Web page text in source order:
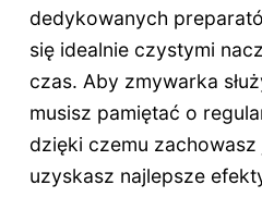
dedykowanych
się idealnie czystymi
czas. Aby zmywarka
musisz pamiętać o
dzięki czemu
uzyskasz najlepsze